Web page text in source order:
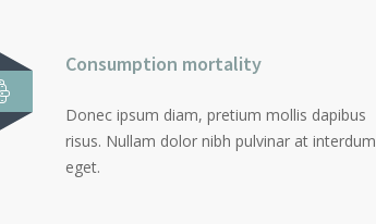
Consumption mortality
Donec ipsum diam, pretium mollis dapibus
risus. Nullam dolor nibh pulvinar at interdum
eget.